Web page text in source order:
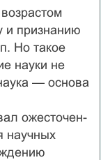
и признанию
Но такое
науки не
— основа
ожесточен­
научных